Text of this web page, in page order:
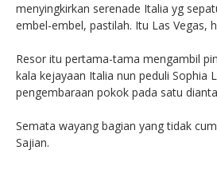
menyingkirkan serenade Italia yg
embel-embel, pastilah. Itu Las Vegas,
Resor itu pertama-tama mengambil
kala kejayaan Italia nun peduli Sophia
pengembaraan pokok pada satu
Semata wayang bagian yang tidak
Sajian.